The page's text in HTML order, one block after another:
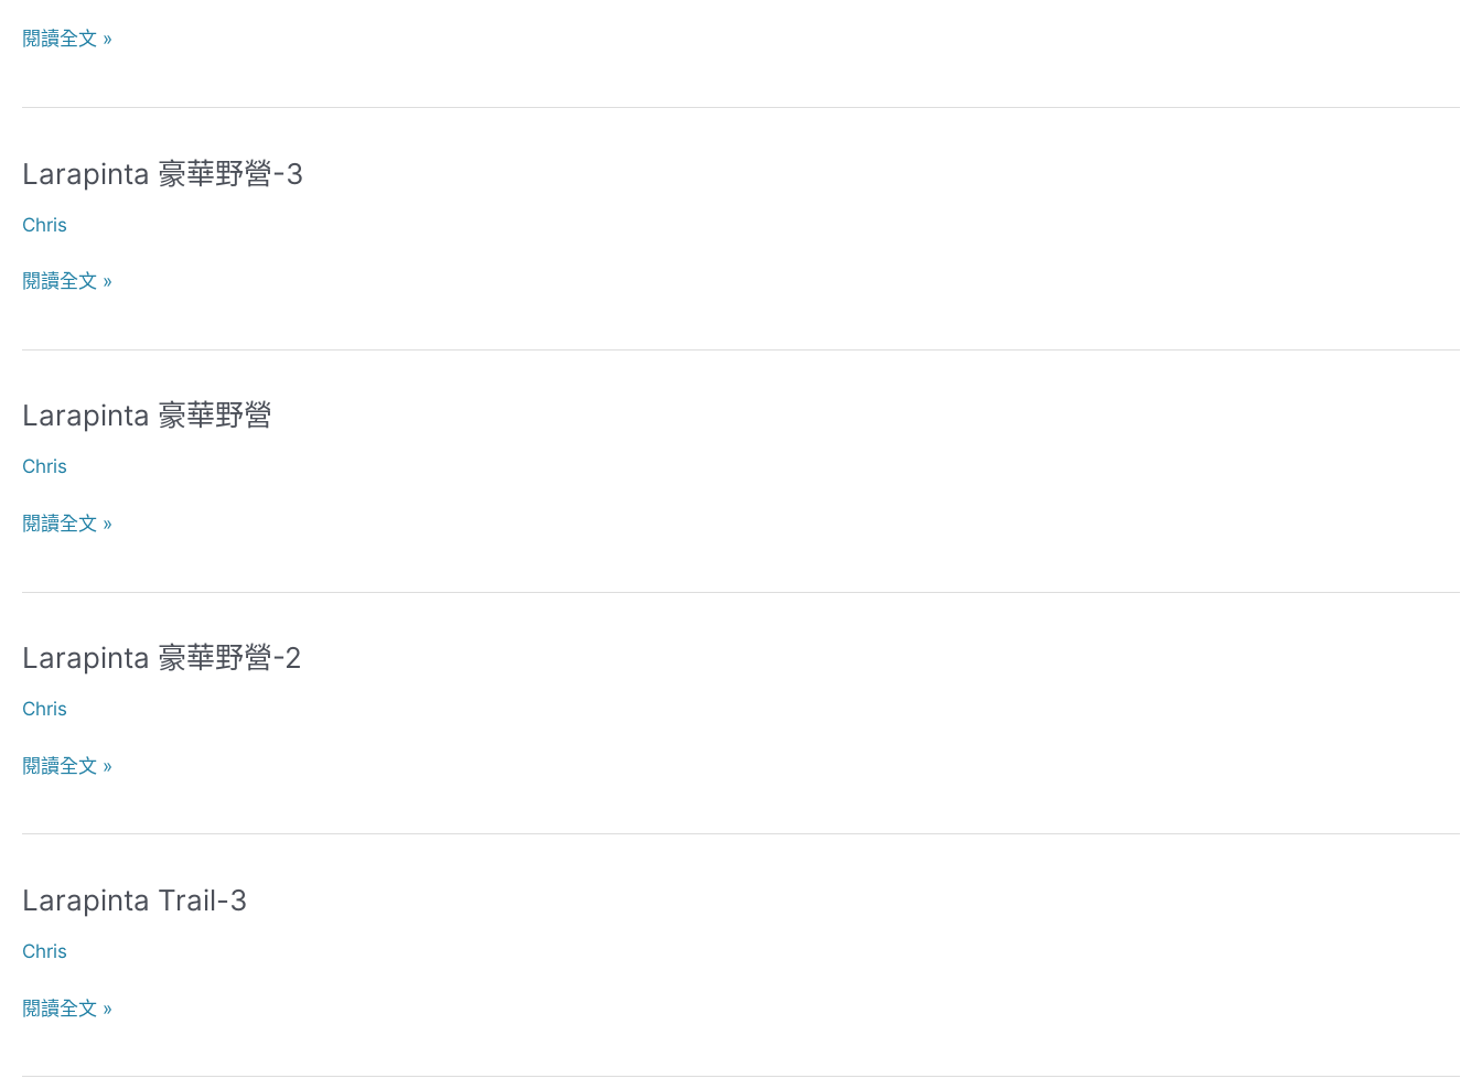
閱讀全文 »
Larapinta 豪華野營-3
Chris
Larapinta
華
營-3
閱讀全文 »
Larapinta 豪華野營
Chris
Larapinta
華
營
閱讀全文 »
Larapinta 豪華野營-2
Chris
Larapinta
華
營-2
閱讀全文 »
Larapinta Trail-3
Chris
Larapinta
3
閱讀全文 »